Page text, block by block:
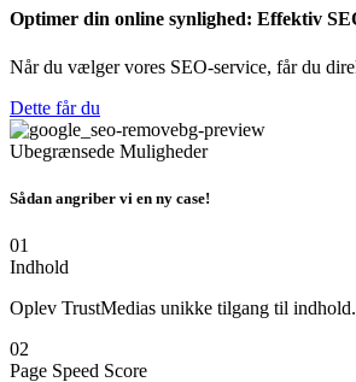
Optimer din online synlighed: Effektiv
Når du vælger vores SEO-service, får du
Dette får du
Ubegrænsede Muligheder
Sådan angriber vi en ny case!
01
Indhold
Oplev TrustMedias unikke tilgang til
02
Page Speed Score